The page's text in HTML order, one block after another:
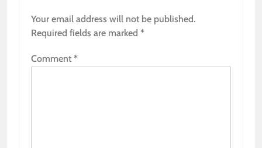
Your email address will not be published.
Required fields are marked *
Comment *